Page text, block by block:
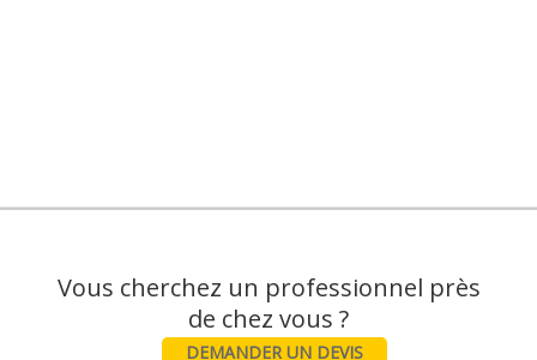
Vous cherchez un professionnel près
DEMANDER UN DEVIS